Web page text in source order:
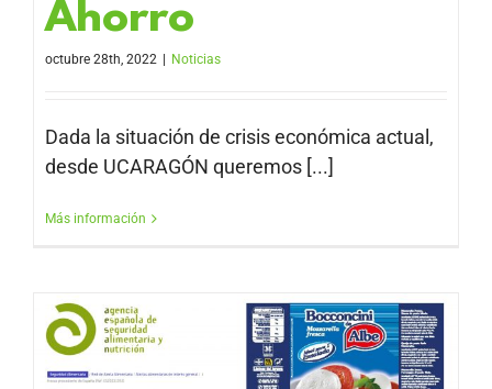
Ahorro
octubre 28th, 2022 Noticias
Dada la situación de crisis económica actual,
desde UCARAGÓN queremos [...]
Más información